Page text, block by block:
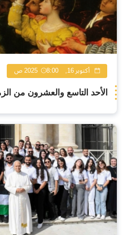
أكتوبر 16, 2025 8:00 ص
الأحد التاسع والعشرون من